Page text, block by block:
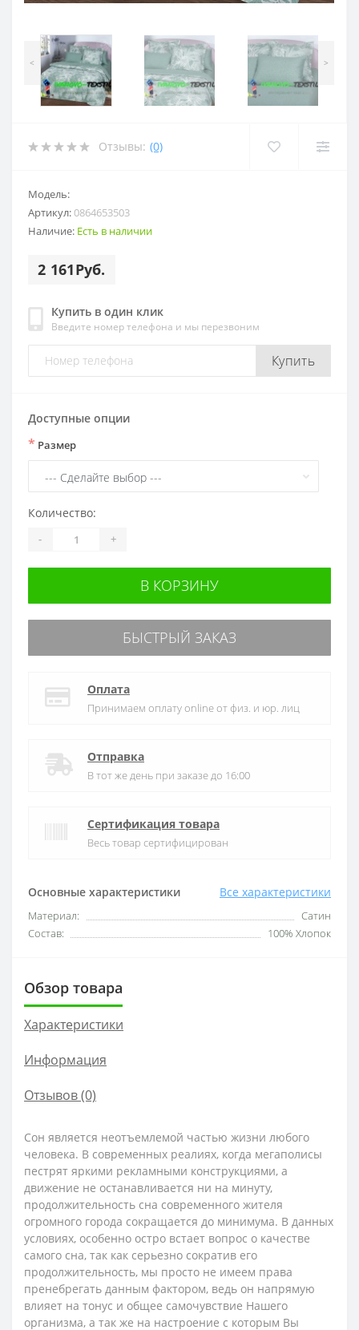
< >
Отзывы: (0)
Модель:
Артикул:0864653503
Наличие: Есть в наличии
2 161Руб.
Купить в один клик
Введите номер телефона и мы перезвоним
Купить
Основные характеристики Все характеристики
Материал:
Сатин
Состав:
100% Хлопок
Доступные опции
* Размер
Количество:
- +
В КОРЗИНУ
БЫСТРЫЙ ЗАКАЗ
Оплата
Принимаем оплату online от физ. и юр. лиц
Отправка
В тот же день при заказе до 16:00
Сертификация товара
Весь товар сертифицирован
Обзор товара
Характеристики
Информация
Отзывов (0)
Сон является неотъемлемой частью жизни любого
человека. В современных реалиях, когда мегаполисы
пестрят яркими рекламными конструкциями, а
движение не останавливается ни на минуту,
продолжительность сна современного жителя
огромного города сокращается до минимума. В данных
условиях, особенно остро встает вопрос о качестве
самого сна, так как серьезно сократив его
продолжительность, мы просто не имеем права
пренебрегать данным фактором, ведь он напрямую
влияет на тонус и общее самочувствие Нашего
организма, а так же на настроение с которым Вы